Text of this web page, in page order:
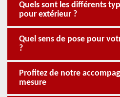
Quels sont les différents
pour extérieur ?
Quel sens de pose pour
?
Profitez de notre
mesure